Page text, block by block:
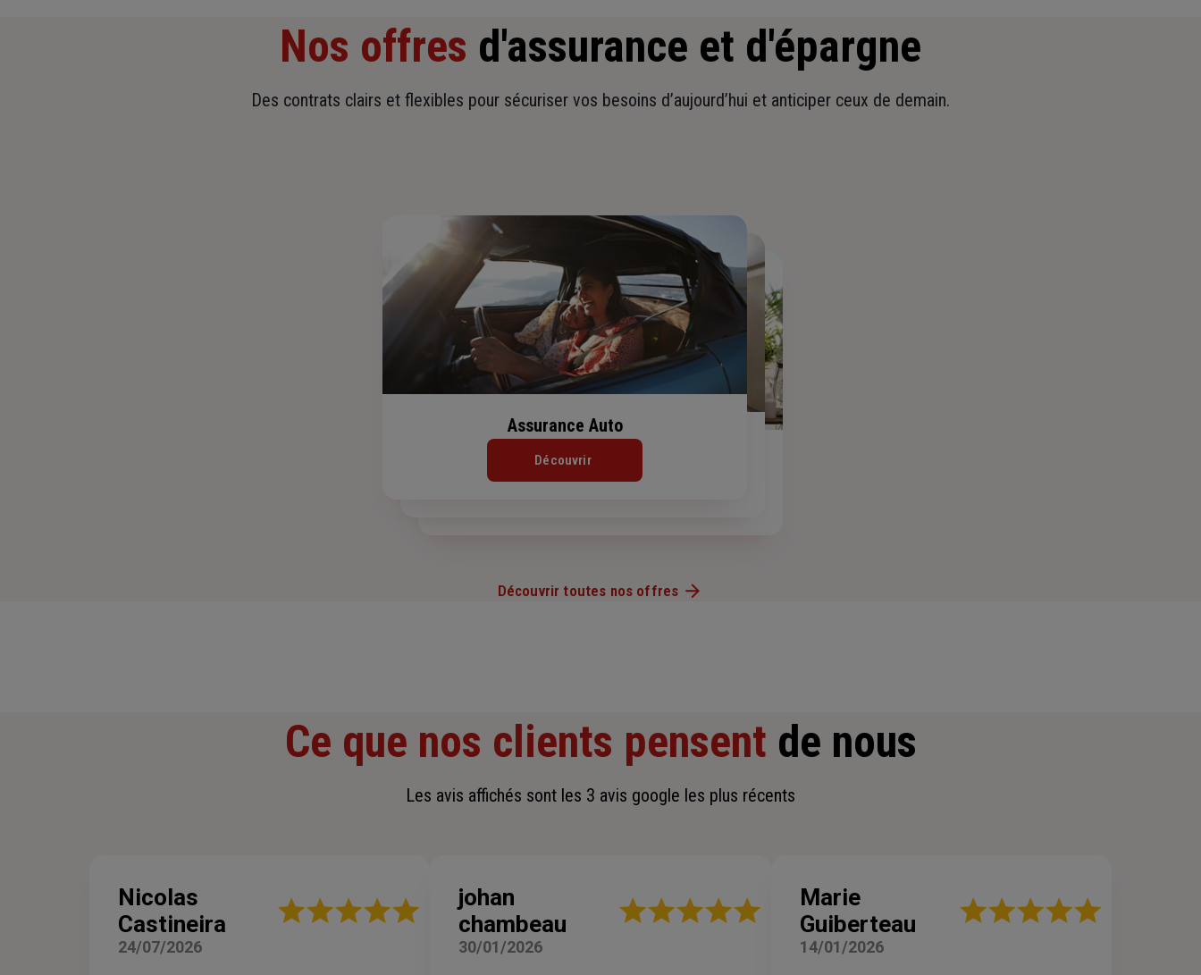
Nos offres d'assurance et d'épargne
Des contrats clairs et flexibles pour sécuriser vos besoins d’aujourd’hui et anticiper ceux de demain.
Assurance de prêt immobilier
Assurance Habitation
Découvrir
Assurance Auto
Découvrir
Découvrir toutes nos offres
Ce que nos clients pensent de nous
Les avis affichés sont les 3 avis google les plus récents
Nicolas
Castineira
Note
24/07/2026
johan
chambeau
Note
30/01/2026
Marie
Guiberteau
Note
14/01/2026